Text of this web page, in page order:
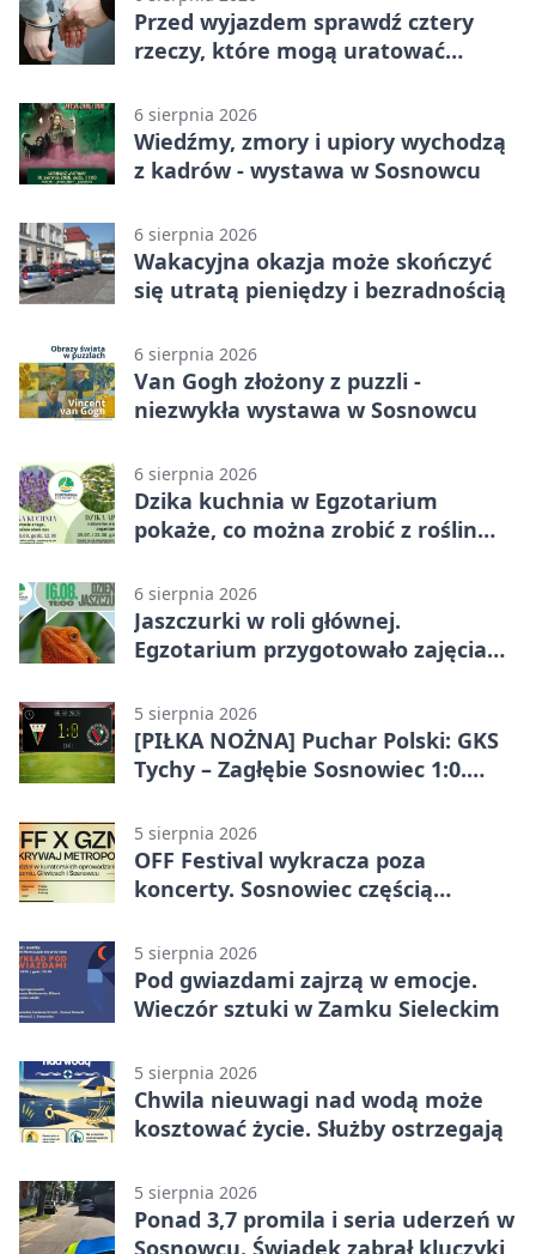
Przed wyjazdem sprawdź cztery
rzeczy, które mogą uratować
6 sierpnia 2026
Wiedźmy, zmory i upiory wychodzą
z kadrów - wystawa w Sosnowcu
6 sierpnia 2026
Wakacyjna okazja może skończyć
się utratą pieniędzy i bezradnością
6 sierpnia 2026
Van Gogh złożony z puzzli -
niezwykła wystawa w Sosnowcu
6 sierpnia 2026
Dzika kuchnia w Egzotarium
pokaże, co można zrobić z roślin
6 sierpnia 2026
Jaszczurki w roli głównej.
Egzotarium przygotowało zajęcia
5 sierpnia 2026
[PIŁKA NOŻNA] Puchar Polski: GKS
Tychy – Zagłębie Sosnowiec 1:0.
przed przerwą
5 sierpnia 2026
OFF Festival wykracza poza
koncerty. Sosnowiec częścią
5 sierpnia 2026
Pod gwiazdami zajrzą w emocje.
Wieczór sztuki w Zamku Sieleckim
5 sierpnia 2026
Chwila nieuwagi nad wodą może
kosztować życie. Służby ostrzegają
5 sierpnia 2026
Ponad 3,7 promila i seria uderzeń w
Sosnowcu. Świadek zabrał kluczyki